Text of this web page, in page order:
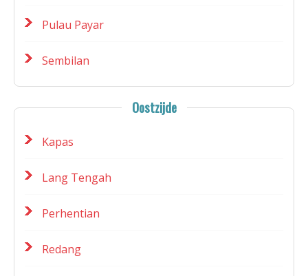
Pulau Payar
Sembilan
Oostzijde
Kapas
Lang Tengah
Perhentian
Redang